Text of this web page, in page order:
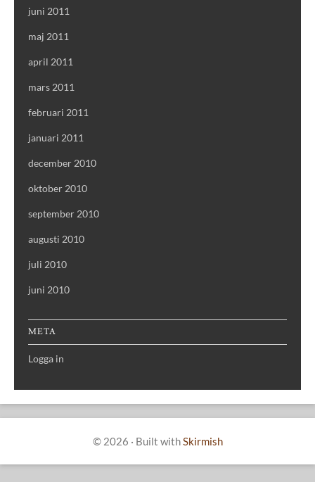
juni 2011
maj 2011
april 2011
mars 2011
februari 2011
januari 2011
december 2010
oktober 2010
september 2010
augusti 2010
juli 2010
juni 2010
META
Logga in
© 2026 · Built withSkirmish